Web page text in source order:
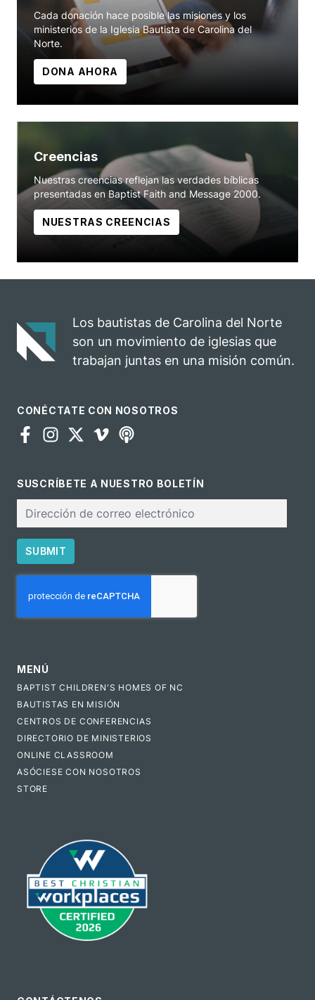
Cada donación hace posible las misiones y los
ministerios de la Iglesia Bautista de Carolina del
Norte.
DONA AHORA
Creencias
Nuestras creencias reflejan las verdades bíblicas
presentadas en Baptist Faith and Message 2000.
NUESTRAS CREENCIAS
Los bautistas de Carolina del Norte
son un movimiento de iglesias que
trabajan juntas en una misión común.
CONÉCTATE CON NOSOTROS
SUSCRÍBETE A NUESTRO BOLETÍN
electrónico
SUBMIT
MENÚ
BAPTIST CHILDREN'S HOMES OF NC
BAUTISTAS EN MISIÓN
CENTROS DE CONFERENCIAS
DIRECTORIO DE MINISTERIOS
ONLINE CLASSROOM
ASÓCIESE CON NOSOTROS
STORE